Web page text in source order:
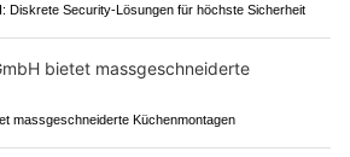
Diskrete Security-Lösungen für höchste Sicherheit
massgeschneiderte Küchenmontagen